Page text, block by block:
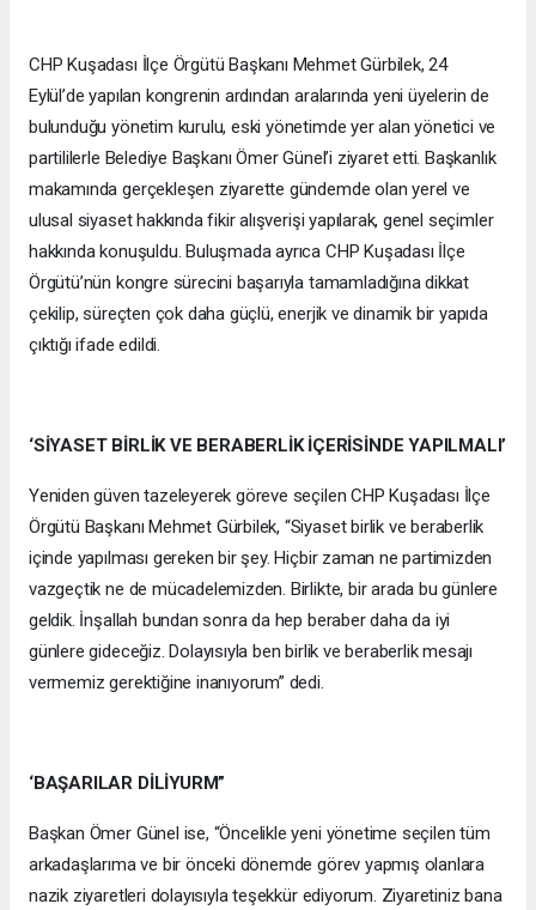
CHP Kuşadası İlçe Örgütü Başkanı Mehmet Gürbilek, 24
Eylül’de yapılan kongrenin ardından aralarında yeni üyelerin de
bulunduğu yönetim kurulu, eski yönetimde yer alan yönetici ve
partililerle Belediye Başkanı Ömer Günel’i ziyaret etti. Başkanlık
makamında gerçekleşen ziyarette gündemde olan yerel ve
ulusal siyaset hakkında fikir alışverişi yapılarak, genel seçimler
hakkında konuşuldu. Buluşmada ayrıca CHP Kuşadası İlçe
Örgütü’nün kongre sürecini başarıyla tamamladığına dikkat
çekilip, süreçten çok daha güçlü, enerjik ve dinamik bir yapıda
çıktığı ifade edildi.
‘SİYASET BİRLİK VE BERABERLİK İÇERİSİNDE YAPILMALI’
Yeniden güven tazeleyerek göreve seçilen CHP Kuşadası İlçe
Örgütü Başkanı Mehmet Gürbilek, “Siyaset birlik ve beraberlik
içinde yapılması gereken bir şey. Hiçbir zaman ne partimizden
vazgeçtik ne de mücadelemizden. Birlikte, bir arada bu günlere
geldik. İnşallah bundan sonra da hep beraber daha da iyi
günlere gideceğiz. Dolayısıyla ben birlik ve beraberlik mesajı
vermemiz gerektiğine inanıyorum” dedi.
‘BAŞARILAR DİLİYURM”
Başkan Ömer Günel ise, “Öncelikle yeni yönetime seçilen tüm
arkadaşlarıma ve bir önceki dönemde görev yapmış olanlara
nazik ziyaretleri dolayısıyla teşekkür ediyorum. Ziyaretiniz bana